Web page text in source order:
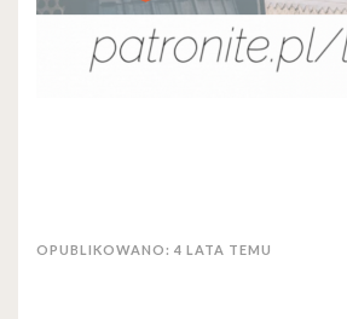
OPUBLIKOWANO: 4 LATA TEMU